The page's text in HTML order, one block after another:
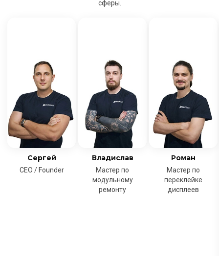
сферы.
Сергей
CEO / Founder
Владислав
Мастер по
модульному
ремонту
Роман
Мастер по
переклейке
дисплеев